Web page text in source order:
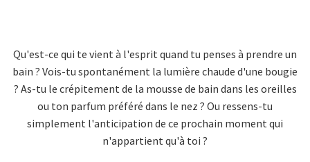
Qu'est-ce qui te vient à l'esprit quand tu penses à prendre un
bain ? Vois-tu spontanément la lumière chaude d'une bougie
? As-tu le crépitement de la mousse de bain dans les oreilles
ou ton parfum préféré dans le nez ? Ou ressens-tu
simplement l'anticipation de ce prochain moment qui
n'appartient qu'à toi ?